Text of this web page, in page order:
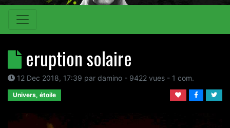
eruption solaire
12 Dec 2018, 17:39 par damino - 9422 vues - 1 com.
Univers, étoile